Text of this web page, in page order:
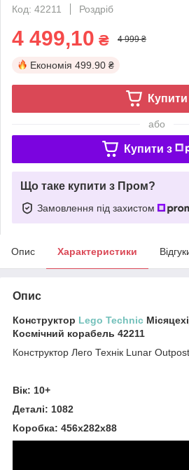
Код: 42211
Роздріб
4 499,10 ₴ 4 999 ₴
Економія 499.90 ₴
Купити
або
Купити з
Що таке купити з Пром?
Замовлення під захистом
Опис Характеристики
Опис
Конструктор Lego Technic
Космічний корабель 42211
Конструктор Лего Технік Lunar
Вік: 10+
Деталі: 1082
Коробка: 456х282х88